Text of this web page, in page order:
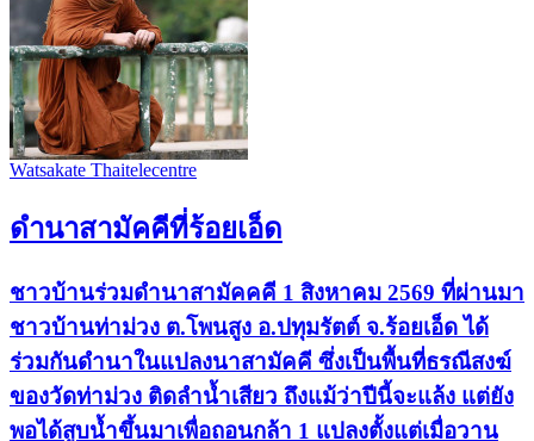
Watsakate Thaitelecentre
ดำนาสามัคคีที่ร้อยเอ็ด
ชาวบ้านร่วมดำนาสามัคคคี 1 สิงหาคม 2569 ที่ผ่านมา
ชาวบ้านท่าม่วง ต.โพนสูง อ.ปทุมรัตต์ จ.ร้อยเอ็ด ได้
ร่วมกันดำนาในแปลงนาสามัคคี ซึ่งเป็นพื้นที่ธรณีสงฆ์
ของวัดท่าม่วง ติดลำน้ำเสียว ถึงแม้ว่าปีนี้จะแล้ง แต่ยัง
พอได้สูบน้ำขึ้นมาเพื่อถอนกล้า 1 แปลงตั้งแต่เมื่อวาน